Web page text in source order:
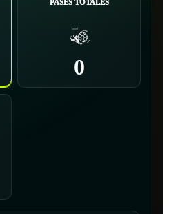
PASES TOTALES
0